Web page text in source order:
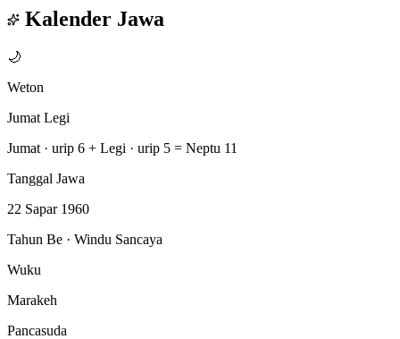
Kalender Jawa
🌙
Weton
Jumat Legi
Jumat · urip 6 + Legi · urip 5 = Neptu 11
Tanggal Jawa
22 Sapar 1960
Tahun Be · Windu Sancaya
Wuku
Marakeh
Pancasuda